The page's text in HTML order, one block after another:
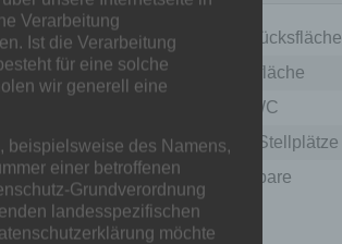
Grundstücksfläche
Gesamtfläche
Gäste-WC
Anzahl Stellplätze
Vermietbare
Fläche
Verarbeitung
Ist die Verarbeitung
für eine solche
wir generell eine
beispielsweise des Namens,
einer betroffenen
Grundverordnung
landesspezifischen
möchte